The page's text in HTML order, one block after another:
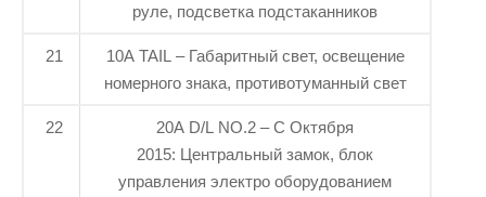
руле, подсветка подстаканников
21
10A TAIL – Габаритный свет, освещение
номерного знака, противотуманный свет
22
20A D/L NO.2 – С Октября
2015: Центральный замок, блок
управления электро оборудованием